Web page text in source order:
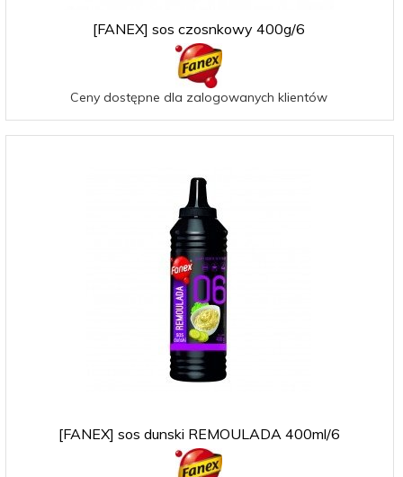
[FANEX] sos czosnkowy 400g/6
Ceny dostępne dla zalogowanych klientów
[FANEX] sos dunski REMOULADA 400ml/6